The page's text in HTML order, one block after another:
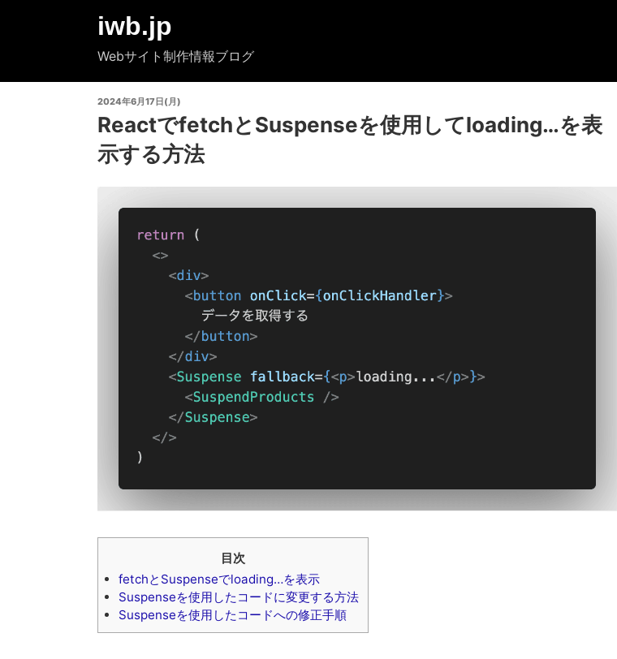
ツ
iwb.jp
Webサイト制作情報ブログ
投
日:
2024年6月17日(月)
ReactでfetchとSuspenseを使用してloading…を表
示する方法
目次
fetchとSuspenseでloading…を表示
Suspenseを使用したコードに変更する方法
Suspenseを使用したコードへの修正手順